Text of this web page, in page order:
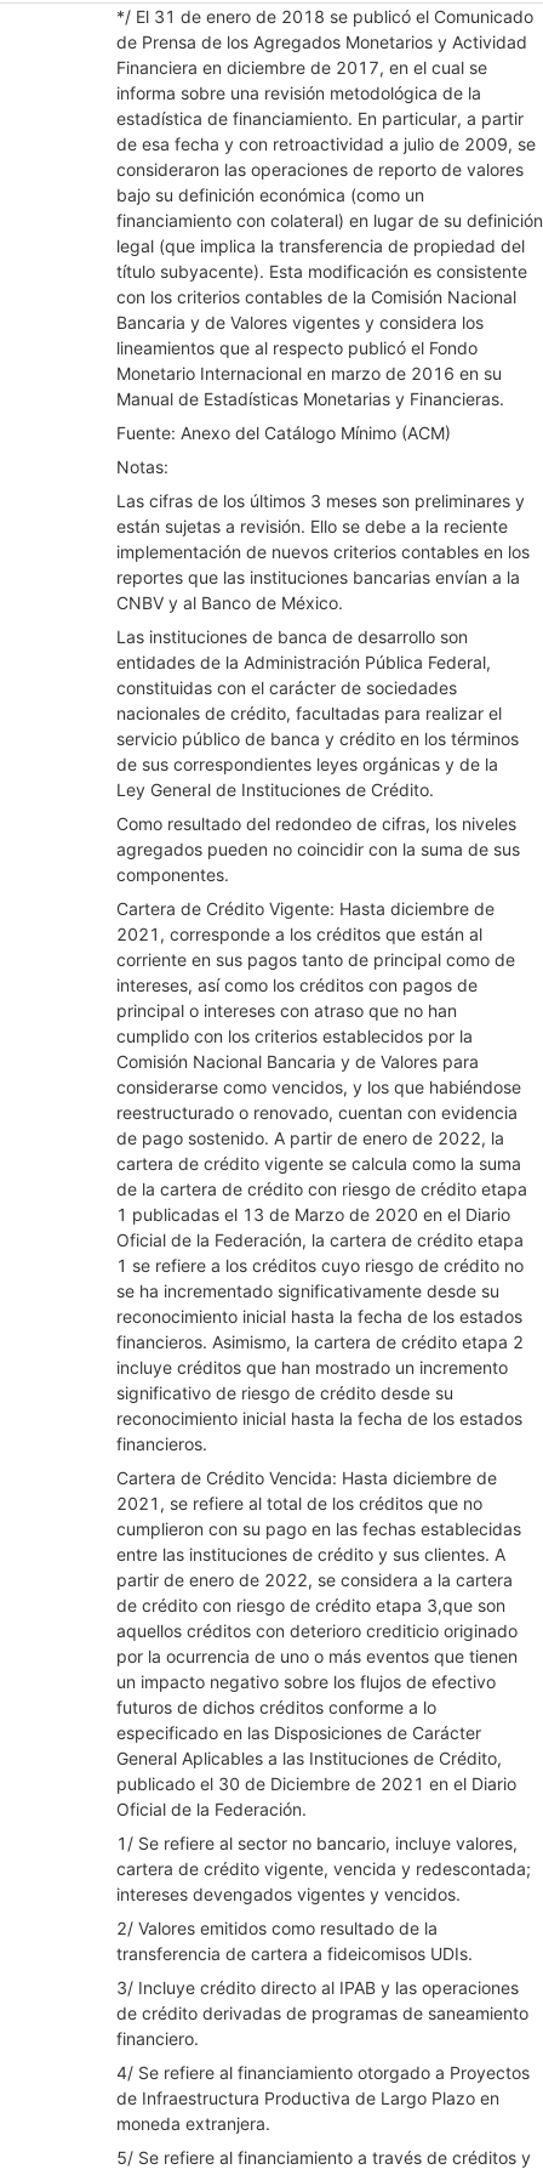
Mostrar elementos de Financiamiento directo al
*/ El 31 de enero de 2018 se publicó el Comunicado
de Prensa de los Agregados Monetarios y Actividad
Financiera en diciembre de 2017, en el cual se
informa sobre una revisión metodológica de la
estadística de financiamiento. En particular, a partir
de esa fecha y con retroactividad a julio de 2009, se
consideraron las operaciones de reporto de valores
bajo su definición económica (como un
financiamiento con colateral) en lugar de su definición
legal (que implica la transferencia de propiedad del
título subyacente). Esta modificación es consistente
con los criterios contables de la Comisión Nacional
Bancaria y de Valores vigentes y considera los
lineamientos que al respecto publicó el Fondo
Monetario Internacional en marzo de 2016 en su
Manual de Estadísticas Monetarias y Financieras.
Fuente: Anexo del Catálogo Mínimo (ACM)
Notas:
Las cifras de los últimos 3 meses son preliminares y
están sujetas a revisión. Ello se debe a la reciente
implementación de nuevos criterios contables en los
reportes que las instituciones bancarias envían a la
CNBV y al Banco de México.
Las instituciones de banca de desarrollo son
entidades de la Administración Pública Federal,
constituidas con el carácter de sociedades
nacionales de crédito, facultadas para realizar el
servicio público de banca y crédito en los términos
de sus correspondientes leyes orgánicas y de la
Ley General de Instituciones de Crédito.
Como resultado del redondeo de cifras, los niveles
agregados pueden no coincidir con la suma de sus
componentes.
Cartera de Crédito Vigente: Hasta diciembre de
2021, corresponde a los créditos que están al
corriente en sus pagos tanto de principal como de
intereses, así como los créditos con pagos de
principal o intereses con atraso que no han
cumplido con los criterios establecidos por la
Comisión Nacional Bancaria y de Valores para
considerarse como vencidos, y los que habiéndose
reestructurado o renovado, cuentan con evidencia
de pago sostenido. A partir de enero de 2022, la
cartera de crédito vigente se calcula como la suma
de la cartera de crédito con riesgo de crédito etapa
1 publicadas el 13 de Marzo de 2020 en el Diario
Oficial de la Federación, la cartera de crédito etapa
1 se refiere a los créditos cuyo riesgo de crédito no
se ha incrementado significativamente desde su
reconocimiento inicial hasta la fecha de los estados
financieros. Asimismo, la cartera de crédito etapa 2
incluye créditos que han mostrado un incremento
significativo de riesgo de crédito desde su
reconocimiento inicial hasta la fecha de los estados
financieros.
Cartera de Crédito Vencida: Hasta diciembre de
2021, se refiere al total de los créditos que no
cumplieron con su pago en las fechas establecidas
entre las instituciones de crédito y sus clientes. A
partir de enero de 2022, se considera a la cartera
de crédito con riesgo de crédito etapa 3,que son
aquellos créditos con deterioro crediticio originado
por la ocurrencia de uno o más eventos que tienen
un impacto negativo sobre los flujos de efectivo
futuros de dichos créditos conforme a lo
especificado en las Disposiciones de Carácter
General Aplicables a las Instituciones de Crédito,
publicado el 30 de Diciembre de 2021 en el Diario
Oficial de la Federación.
1/ Se refiere al sector no bancario, incluye valores,
cartera de crédito vigente, vencida y redescontada;
intereses devengados vigentes y vencidos.
2/ Valores emitidos como resultado de la
transferencia de cartera a fideicomisos UDIs.
3/ Incluye crédito directo al IPAB y las operaciones
de crédito derivadas de programas de saneamiento
financiero.
4/ Se refiere al financiamiento otorgado a Proyectos
de Infraestructura Productiva de Largo Plazo en
moneda extranjera.
5/ Se refiere al financiamiento a través de créditos y